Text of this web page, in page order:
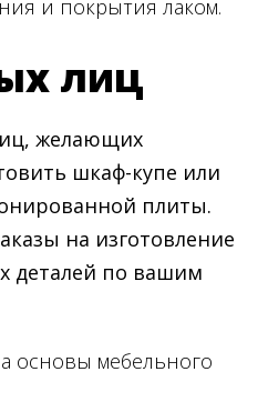
и покрытия лаком.
лиц
желающих
шкаф-купе или
плиты.
на изготовление
деталей по вашим
основы мебельного